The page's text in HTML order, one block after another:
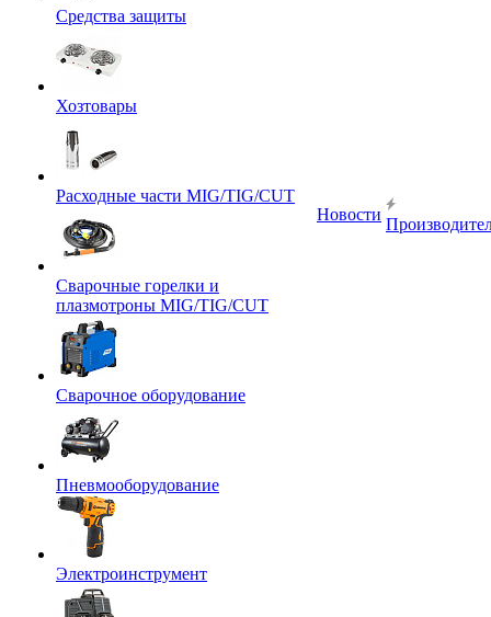
Средства защиты
Хозтовары
Расходные части MIG/TIG/CUT
Сварочные горелки и
плазмотроны MIG/TIG/CUT
Сварочное оборудование
Пневмооборудование
Электроинструмент
Новости